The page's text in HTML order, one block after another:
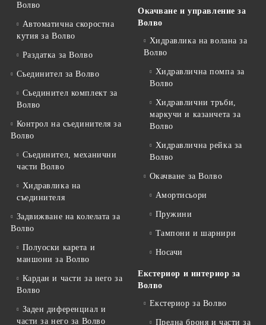
Волво
Автоматична скоростна
кутия за Волво
Раздатка за Волво
Съединител за Волво
Съединител комплект за
Волво
Контрол на съединителя за
Волво
Съединител, механични
части Волво
Хидравлика на
съединителя
Задвижване на колелата за
Волво
Полуоски карета и
маншони за Волво
Кардан и части за него за
Волво
Заден диференциал и
части за него за Волво
Окачване и управление за
Волво
Хидравлика на волана за
Волво
Хидравлична помпа за
Волво
Хидравлични тръби,
маркучи и казанчета за
Волво
Хидравлична рейка за
Волво
Окачване за Волво
Амортисьори
Пружини
Тампони и шарнири
Носачи
Екстериор и интериор за
Волво
Екстериор за Волво
Предна броня и части за